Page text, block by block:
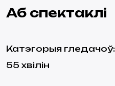
Аб спектаклі
Катэгорыя гледачоў:
55 хвілін